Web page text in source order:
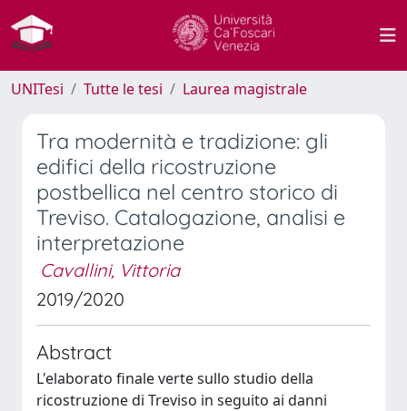
UNITesi Tutte le tesi Laurea magistrale
Tra modernità e tradizione: gli
edifici della ricostruzione
postbellica nel centro storico di
Treviso. Catalogazione, analisi e
interpretazione
Cavallini, Vittoria
2019/2020
Abstract
L'elaborato finale verte sullo studio della
ricostruzione di Treviso in seguito ai danni